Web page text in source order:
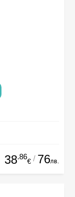
38.86
€ / 76лв.